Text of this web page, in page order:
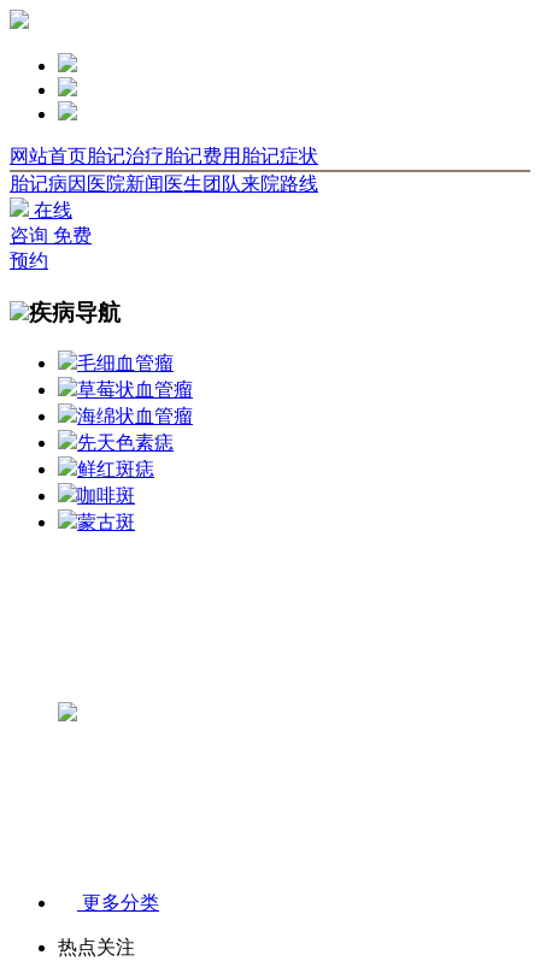
网站首页胎记治疗胎记费用 胎记症状
胎记病因 医院新闻 医生团队来院路线
在线
咨询 免费
预约
疾病导航
毛细血管瘤
草莓状血管瘤
海绵状血管瘤
先天色素痣
鲜红斑痣
咖啡斑
蒙古斑
更多分类
热点关注